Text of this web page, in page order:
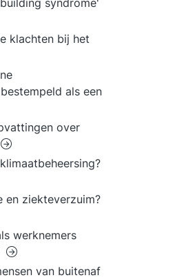
syndrome'
klachten bij het
als een
over
en ziekteverzuim?
werknemers
van buitenaf